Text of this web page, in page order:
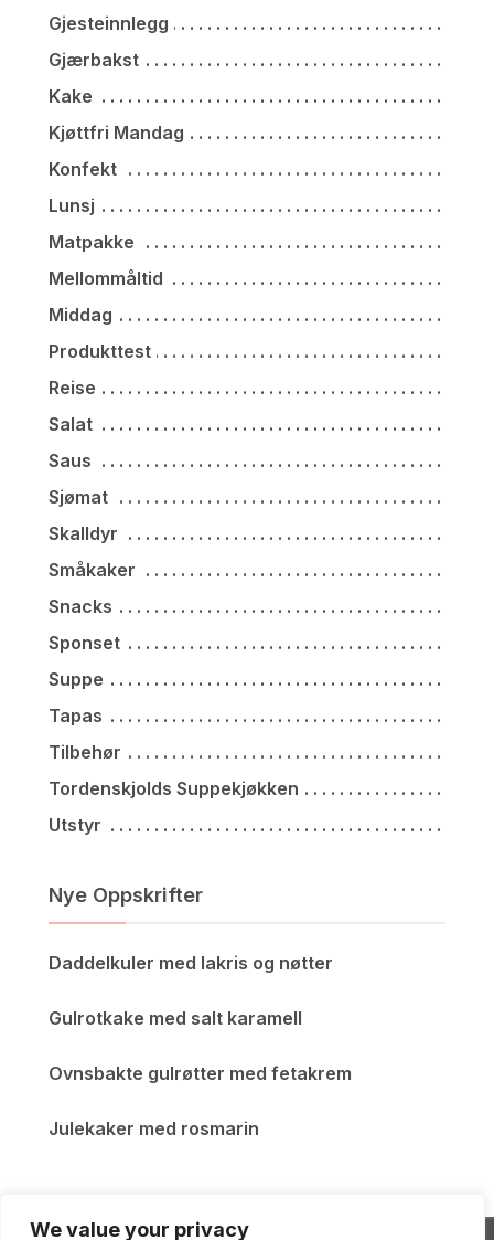
We value your privacy
Gjesteinnlegg
Gjærbakst
Kake
Kjøttfri Mandag
Konfekt
Lunsj
Matpakke
Mellommåltid
Middag
Produkttest
Reise
Salat
Saus
Sjømat
Skalldyr
Småkaker
Snacks
Sponset
Suppe
Tapas
Tilbehør
Tordenskjolds Suppekjøkken
Utstyr
Nye Oppskrifter
Daddelkuler med lakris og nøtter
Gulrotkake med salt karamell
Ovnsbakte gulrøtter med fetakrem
Julekaker med rosmarin